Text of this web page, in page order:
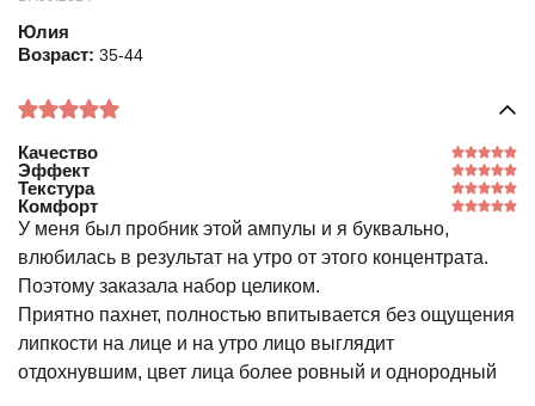
Юлия
Возраст: 35-44
Качество
Эффект
Текстура
Комфорт
У меня был пробник этой ампулы и я буквально,
влюбилась в результат на утро от этого концентрата.
Поэтому заказала набор целиком.
Приятно пахнет, полностью впитывается без ощущения
липкости на лице и на утро лицо выглядит
отдохнувшим, цвет лица более ровный и однородный